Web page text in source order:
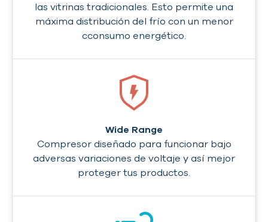
las vitrinas tradicionales. Esto permite una
máxima distribución del frío con un menor
cconsumo energético.
Wide Range
Compresor diseñado para funcionar bajo
adversas variaciones de voltaje y así mejor
proteger tus productos.